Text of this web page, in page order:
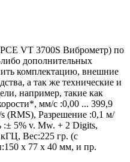
VT 3700S Виброметр) по
дополнительных
комплектацию, внешние
а так же технические и
например, такие как
мм/с :0,00 ... 399,9
(RMS), Разрешение :0,1 м/
:± 5% v. Mw. + 2 Digits,
, Вес:225 гр. (с
150 x 77 x 40 мм, и пр.